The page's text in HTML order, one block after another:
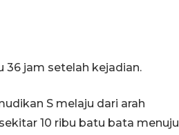
36 jam setelah kejadian.
S melaju dari arah
10 ribu batu bata menuju